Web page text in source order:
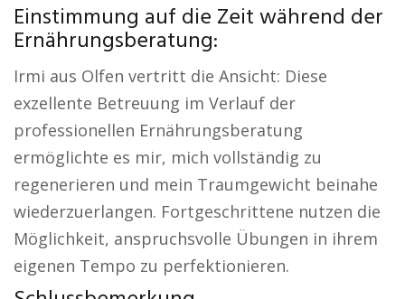
Einstimmung auf die Zeit während der
Ernährungsberatung:
Irmi aus Olfen vertritt die Ansicht: Diese
exzellente Betreuung im Verlauf der
professionellen Ernährungsberatung
ermöglichte es mir, mich vollständig zu
regenerieren und mein Traumgewicht beinahe
wiederzuerlangen. Fortgeschrittene nutzen die
Möglichkeit, anspruchsvolle Übungen in ihrem
eigenen Tempo zu perfektionieren.